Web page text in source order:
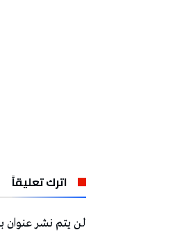
اترك تعليقاً
لن يتم نشر عنوان